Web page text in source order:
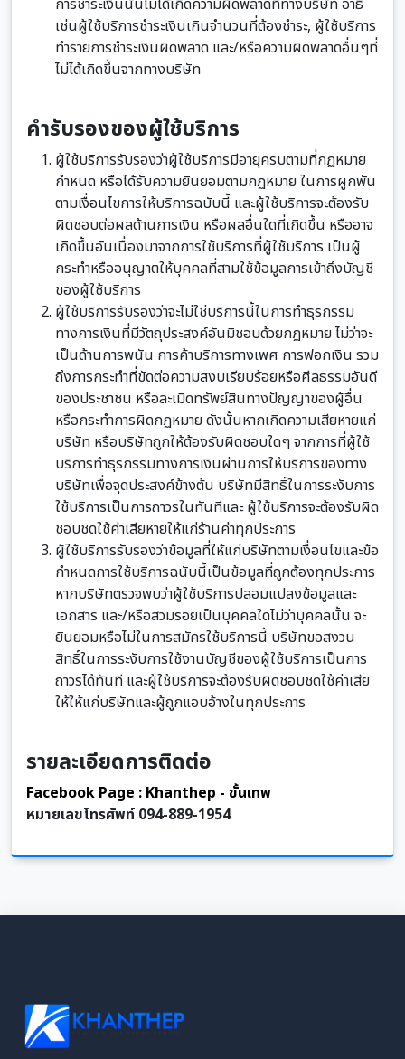
การชำระเงินนั้นไม่ได้เกิดความผิดพลาดที่ทางบริษัท อาธิ
เช่นผู้ใช้บริการชำระเงินเกินจำนวนที่ต้องชำระ, ผู้ใช้บริการ
ทำรายการชำระเงินผิดพลาด และ/หรือความผิดพลาดอื่นๆที่
ไม่ได้เกิดขึ้นจากทางบริษัท
คำรับรองของผู้ใช้บริการ
ผู้ใช้บริการรับรองว่าผู้ใช้บริการมีอายุครบตามที่กฏหมาย
กำหนด หรือได้รับความยินยอมตามกฏหมาย ในการผูกพัน
ตามเงื่อนไขการให้บริการฉบับนี้ และผู้ใช้บริการจะต้องรับ
ผิดชอบต่อผลด้านการเงิน หรือผลอื่นใดที่เกิดขึ้น หรืออาจ
เกิดขึ้นอันเนื่องมาจากการใช้บริการที่ผู้ใช้บริการ เป็นผู้
กระทำหรืออนุญาตให้บุคคลที่สามใช้ข้อมูลการเข้าถึงบัญชี
ของผู้ใช้บริการ
ผู้ใช้บริการรับรองว่าจะไม่ใช่บริการนี้ในการทำธุรกรรม
ทางการเงินที่มีวัตถุประสงค์อันมิชอบด้วยกฏหมาย ไม่ว่าจะ
เป็นด้านการพนัน การค้าบริการทางเพศ การฟอกเงิน รวม
ถึงการกระทำที่ขัดต่อความสงบเรียบร้อยหรือศีลธรรมอันดี
ของประชาชน หรือละเมิดทรัพย์สินทางปัญญาของผู้อื่น
หรือกระทำการผิดกฏหมาย ดังนั้นหากเกิดความเสียหายแก่
บริษัท หรือบริษัทถูกให้ต้องรับผิดชอบใดๆ จากการที่ผู้ใช้
บริการทำธุรกรรมทางการเงินผ่านการให้บริการของทาง
บริษัทเพื่อจุดประสงค์ข้างต้น บริษัทมีสิทธิ์ในการระงับการ
ใช้บริการเป็นการถาวรในทันทีและ ผู้ใช้บริการจะต้องรับผิด
ชอบชดใช้ค่าเสียหายให้แก่ร้านค่าทุกประการ
ผู้ใช้บริการรับรองว่าข้อมูลที่ให้แก่บริษัทตามเงื่อนไขและข้อ
กำหนดการใช้บริการฉนับนี้เป็นข้อมูลที่ถูกต้องทุกประการ
หากบริษัทตรวจพบว่าผู้ใช้บริการปลอมแปลงข้อมูลและ
เอกสาร และ/หรือสวมรอยเป็นบุคคลใดไม่ว่าบุคคลนั้น จะ
ยินยอมหรือไม่ในการสมัครใช้บริการนี้ บริษัทขอสงวน
สิทธิ์ในการระงับการใช้งานบัญชีของผู้ใช้บริการเป็นการ
ถาวรได้ทันที และผู้ใช้บริการจะต้องรับผิดชอบชดใช้ค่าเสีย
ให้ให้แก่บริษัทและผู้ถูกแอบอ้างในทุกประการ
รายละเอียดการติดต่อ
Facebook Page : Khanthep - ขั้นเทพ
หมายเลขโทรศัพท์ 094-889-1954